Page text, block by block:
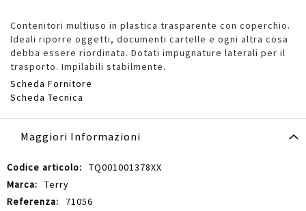
Contenitori multiuso in plastica trasparente con coperchio.
Ideali riporre oggetti, documenti cartelle e ogni altra cosa
debba essere riordinata. Dotati impugnature laterali per il
trasporto. Impilabili stabilmente.
Scheda Fornitore
Scheda Tecnica
Maggiori Informazioni
Maggiori
Informazioni
TQ001001378XX
Terry
71056